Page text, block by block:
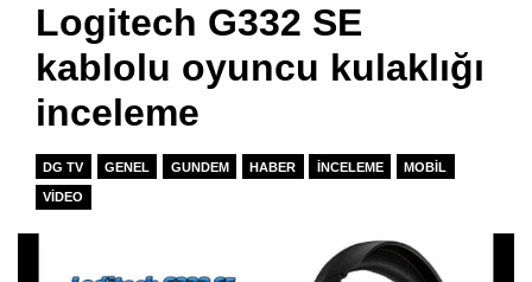
Logitech G332 SE
kablolu oyuncu kulaklığı
inceleme
DG TV GENEL GUNDEM HABER İNCELEME MOBIL
VIDEO